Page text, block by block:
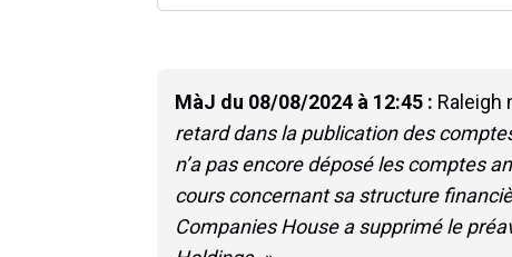
MàJ du 08/08/2024 à 12:45 : Raleigh
retard dans la publication des
n’a pas encore déposé les comptes
cours concernant sa structure
Companies House a supprimé le